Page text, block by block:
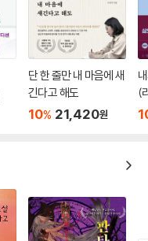
단 한 줄만 내 마음에 새
긴다고 해도
10% 21,420원
(